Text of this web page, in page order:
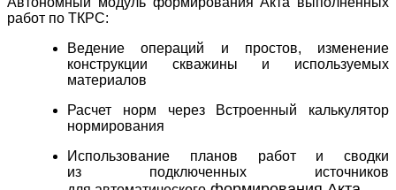
работ по ТКРС:
Ведение операций и простов, изменение
конструкции скважины и используемых
материалов
Расчет норм через Встроенный калькулятор
нормирования
Использование планов работ и сводки
из подключенных источников